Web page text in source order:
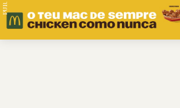
PUB.